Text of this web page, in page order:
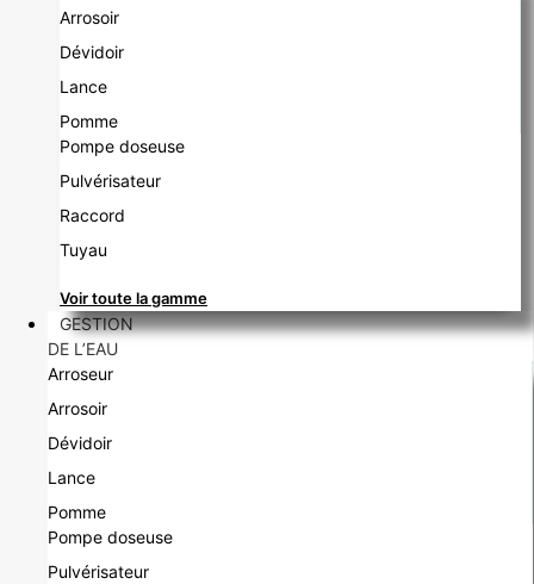
Arrosoir
Dévidoir
Lance
Pomme
Pompe doseuse
Pulvérisateur
Raccord
Tuyau
Voir toute la gamme
GESTION
DE L’EAU
Arroseur
Arrosoir
Dévidoir
Lance
Pomme
Pompe doseuse
Pulvérisateur